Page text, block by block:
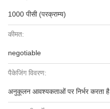
1000 पीसी (परक्राम्य)
कीमत:
negotiable
पैकेजिंग विवरण:
अनुकूलन आवश्यकताओं पर निर्भर करता है